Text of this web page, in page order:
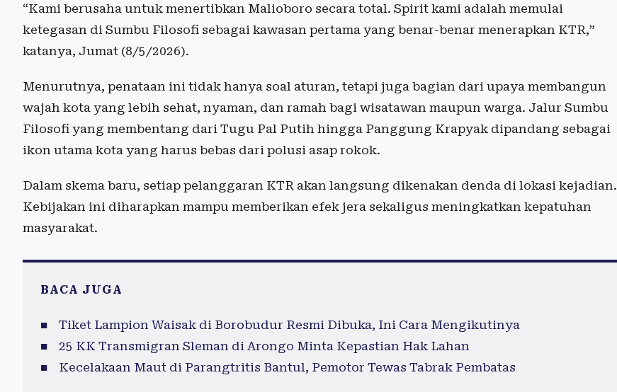
“Kami berusaha untuk menertibkan Malioboro secara total. Spirit kami adalah memulai
ketegasan di Sumbu Filosofi sebagai kawasan pertama yang benar-benar menerapkan KTR,”
katanya, Jumat (8/5/2026).
Menurutnya, penataan ini tidak hanya soal aturan, tetapi juga bagian dari upaya membangun
wajah kota yang lebih sehat, nyaman, dan ramah bagi wisatawan maupun warga. Jalur Sumbu
Filosofi yang membentang dari Tugu Pal Putih hingga Panggung Krapyak dipandang sebagai
ikon utama kota yang harus bebas dari polusi asap rokok.
Dalam skema baru, setiap pelanggaran KTR akan langsung dikenakan denda di lokasi kejadian.
Kebijakan ini diharapkan mampu memberikan efek jera sekaligus meningkatkan kepatuhan
masyarakat.
BACA JUGA
Tiket Lampion Waisak di Borobudur Resmi Dibuka, Ini Cara Mengikutinya
25 KK Transmigran Sleman di Arongo Minta Kepastian Hak Lahan
Kecelakaan Maut di Parangtritis Bantul, Pemotor Tewas Tabrak Pembatas